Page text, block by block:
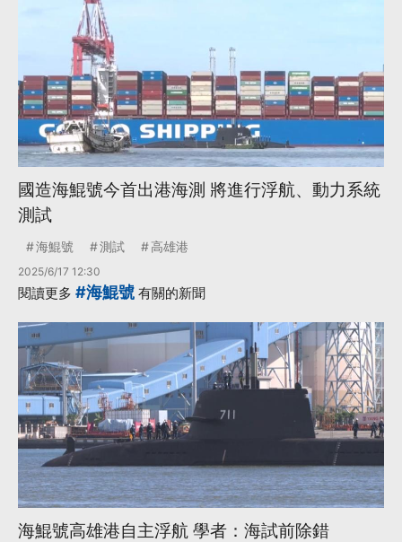
國造海鯤號今首出港海測 將進行浮航、動力系統
測試
海鯤號 測試 高雄港
2025/6/17 12:30
閱讀更多 #海鯤號 有關的新聞
海鯤號高雄港自主浮航 學者：海試前除錯